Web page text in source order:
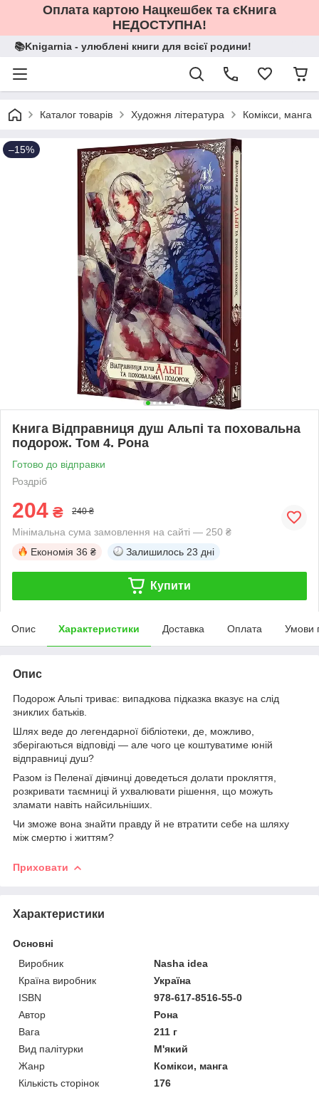
Оплата картою Нацкешбек та єКнига
НЕДОСТУПНА!
📚Knigarnia - улюблені книги для всієї родини!
Каталог товарів Художня література Комікси, манга
–15%
Книга Відправниця душ Альпі та поховальна
подорож. Том 4. Рона
Готово до відправки
Роздріб
204 ₴ 240 ₴
Мінімальна сума замовлення на сайті — 250 ₴
Економія 36 ₴ Залишилось 23 дні
Купити
Опис Характеристики Доставка Оплата Умови
Опис
Подорож Альпі триває: випадкова підказка вказує на слід
зниклих батьків.
Шлях веде до легендарної бібліотеки, де, можливо,
зберігаються відповіді — але чого це коштуватиме юній
відправниці душ?
Разом із Пеленаї дівчинці доведеться долати прокляття,
розкривати таємниці й ухвалювати рішення, що можуть
зламати навіть найсильніших.
Чи зможе вона знайти правду й не втратити себе на шляху
між смертю і життям?
Приховати
Характеристики
Основні
Виробник
Nasha idea
Країна виробник
Україна
ISBN
978-617-8516-55-0
Автор
Рона
Вага
211 г
Вид палітурки
М'який
Жанр
Комікси, манга
Кількість сторінок
176